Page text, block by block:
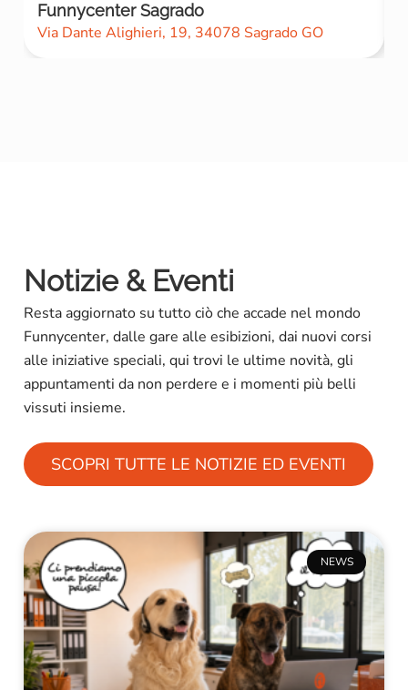
Funnycenter Sagrado
Via Dante Alighieri, 19, 34078 Sagrado GO
Notizie & Eventi
Resta aggiornato su tutto ciò che accade nel mondo
Funnycenter, dalle gare alle esibizioni, dai nuovi corsi
alle iniziative speciali, qui trovi le ultime novità, gli
appuntamenti da non perdere e i momenti più belli
vissuti insieme.
SCOPRI TUTTE LE NOTIZIE ED EVENTI
NEWS